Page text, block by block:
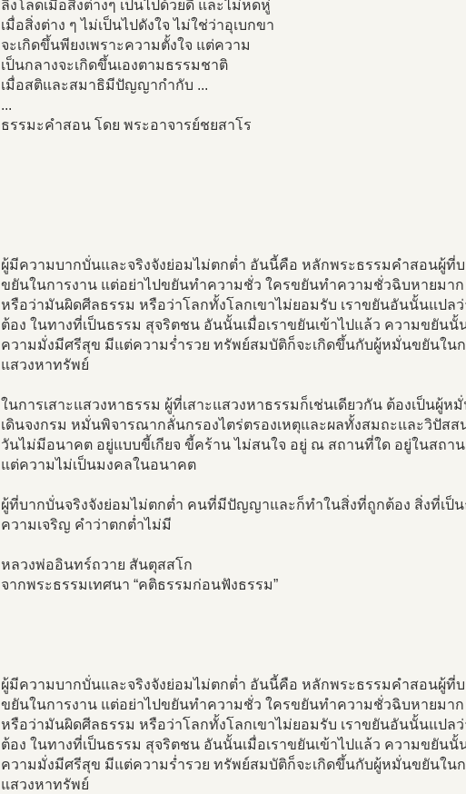
ลิงโลดเมื่อสิ่งต่างๆ เป็นไปด้วยดี และไม่หดหู่
เมื่อสิ่งต่าง ๆ ไม่เป็นไปดังใจ ไม่ใช่ว่าอุเบกขา
จะเกิดขึ้นพียงเพราะความตั้งใจ แต่ความ
เป็นกลางจะเกิดขึ้นเองตามธรรมชาติ
เมื่อสติและสมาธิมีปัญญากำกับ ...
...
ธรรมะคำสอน โดย พระอาจารย์ชยสาโร
ผู้มีความบากบั่นและจริงจังย่อมไม่ตกต่ำ อันนี้คือ หลักพระธรรมคำสอนผู้ที่
ขยันในการงาน แต่อย่าไปขยันทำความชั่ว ใครขยันทำความชั่วฉิบหายมา
หรือว่ามันผิดศีลธรรม หรือว่าโลกทั้งโลกเขาไม่ยอมรับ เราขยันอันนั้นแปล
ต้อง ในทางที่เป็นธรรม สุจริตชน อันนั้นเมื่อเราขยันเข้าไปแล้ว ความขยันนั้
ความมั่งมีศรีสุข มีแต่ความร่ำรวย ทรัพย์สมบัติก็จะเกิดขึ้นกับผู้หมั่นขยันในก
แสวงหาทรัพย์
ในการเสาะแสวงหาธรรม ผู้ที่เสาะแสวงหาธรรมก็เช่นเดียวกัน ต้องเป็นผู้
เดินจงกรม หมั่นพิจารณากลั่นกรองไตร่ตรองเหตุและผลทั้งสมถะและวิปัสส
วันไม่มีอนาคต อยู่แบบขี้เกียจ ขี้คร้าน ไม่สนใจ อยู่ ณ สถานที่ใด อยู่ในสถา
แต่ความไม่เป็นมงคลในอนาคต
ผู้ที่บากบั่นจริงจังย่อมไม่ตกต่ำ คนที่มีปัญญาและก็ทำในสิ่งที่ถูกต้อง สิ่งที่เ
ความเจริญ คำว่าตกต่ำไม่มี
หลวงพ่ออินทร์ถวาย สันตุสสโก
จากพระธรรมเทศนา “คติธรรมก่อนฟังธรรม”
ผู้มีความบากบั่นและจริงจังย่อมไม่ตกต่ำ อันนี้คือ หลักพระธรรมคำสอนผู้ที่
ขยันในการงาน แต่อย่าไปขยันทำความชั่ว ใครขยันทำความชั่วฉิบหายมา
หรือว่ามันผิดศีลธรรม หรือว่าโลกทั้งโลกเขาไม่ยอมรับ เราขยันอันนั้นแปล
ต้อง ในทางที่เป็นธรรม สุจริตชน อันนั้นเมื่อเราขยันเข้าไปแล้ว ความขยันนั้
ความมั่งมีศรีสุข มีแต่ความร่ำรวย ทรัพย์สมบัติก็จะเกิดขึ้นกับผู้หมั่นขยันในก
แสวงหาทรัพย์